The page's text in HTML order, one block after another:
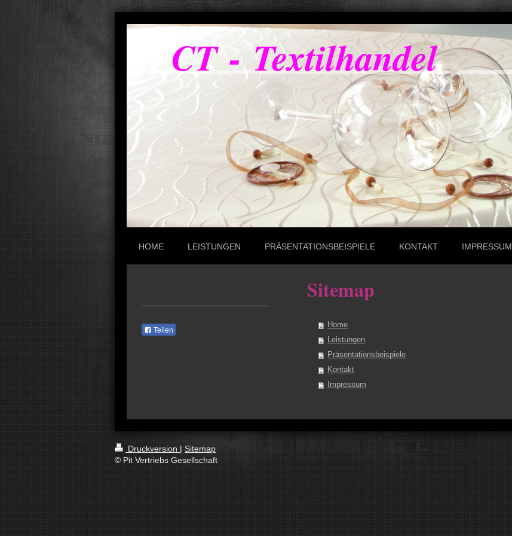
CT - Textilhandel
HOME LEISTUNGEN PRÄSENTATIONSBEISPIELE KONTAKT IMPRESSUM
Sitemap
Home
Leistungen
Präsentationsbeispiele
Kontakt
Impressum
Teilen
Druckversion | Sitemap
© Pit Vertriebs Gesellschaft